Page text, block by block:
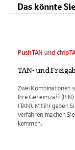
Das könnte
PushTAN und
TAN- und
Zwei Kombinationen
Ihre Geheimzahl
(TAN). Mit ihr geben
Verfahren machen
kommen.